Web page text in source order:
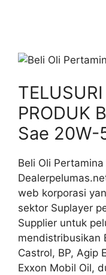
PRODUK
Sae 20W-
Beli Oli Pertamina
web korporasi
sektor Suplayer
Supplier untuk
mendistribusikan
Castrol, BP, Agip
Exxon Mobil Oil,